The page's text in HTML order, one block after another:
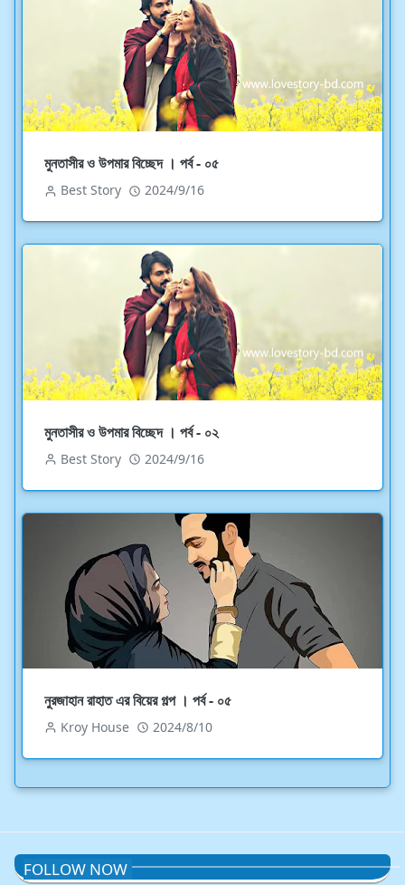
মুনতাসীর ও উপমার বিচ্ছেদ । পর্ব - ০৫
Best Story 2024/9/16
মুনতাসীর ও উপমার বিচ্ছেদ । পর্ব - ০২
Best Story 2024/9/16
নুরজাহান রাহাত এর বিয়ের গল্প । পর্ব - ০৫
Kroy House 2024/8/10
FOLLOW NOW